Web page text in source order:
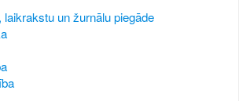
un žurnālu piegāde